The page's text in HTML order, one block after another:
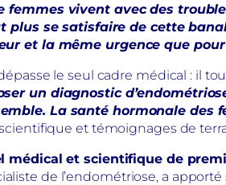
femmes vivent avec des
se satisfaire de cette
et la même urgence que
le seul cadre médical : il
un diagnostic
La santé hormonale des
et témoignages de
médical et scientifique de
de l’endométriose, a